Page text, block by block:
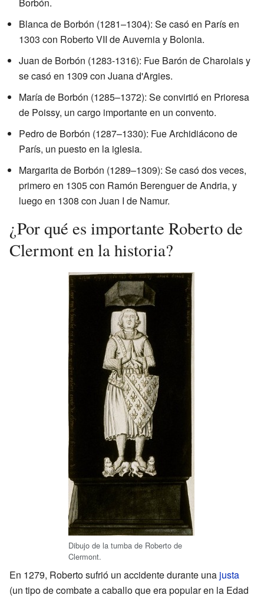
Blanca de Borbón (1281–1304): Se casó en París en
1303 con Roberto VII de Auvernia y Bolonia.
Juan de Borbón (1283-1316): Fue Barón de Charolais y
se casó en 1309 con Juana d'Argies.
María de Borbón (1285–1372): Se convirtió en Prioresa
de Poissy, un cargo importante en un convento.
Pedro de Borbón (1287–1330): Fue Archidiácono de
París, un puesto en la iglesia.
Margarita de Borbón (1289–1309): Se casó dos veces,
primero en 1305 con Ramón Berenguer de Andria, y
luego en 1308 con Juan I de Namur.
¿Por qué es importante Roberto de
Clermont en la historia?
Dibujo de la tumba de Roberto de
Clermont.
En 1279, Roberto sufrió un accidente durante una justa
(un tipo de combate a caballo que era popular en la Edad